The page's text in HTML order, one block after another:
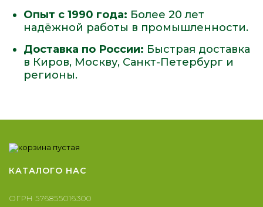
Опыт с 1990 года: Более 20 лет
надёжной работы в промышленности.
Доставка по России: Быстрая доставка
в Киров, Москву, Санкт-Петербург и
регионы.
КАТАЛОГО НАС
ОГРН 576855016300